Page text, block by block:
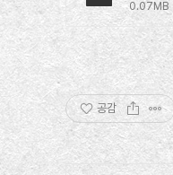
0.07MB
공감